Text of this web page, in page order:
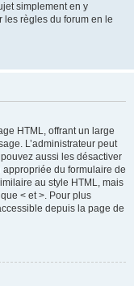
simplement en y
les règles du forum en le
HTML, offrant un large
L’administrateur peut
aussi les désactiver
appropriée du formulaire de
au style HTML, mais
< et >. Pour plus
depuis la page de